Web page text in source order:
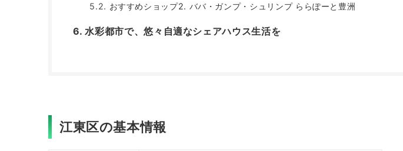
おすすめショップ2. ババ・ガンプ・シュリンプ ららぽーと豊洲
水彩都市で、悠々自適なシェアハウス生活を
江東区の基本情報